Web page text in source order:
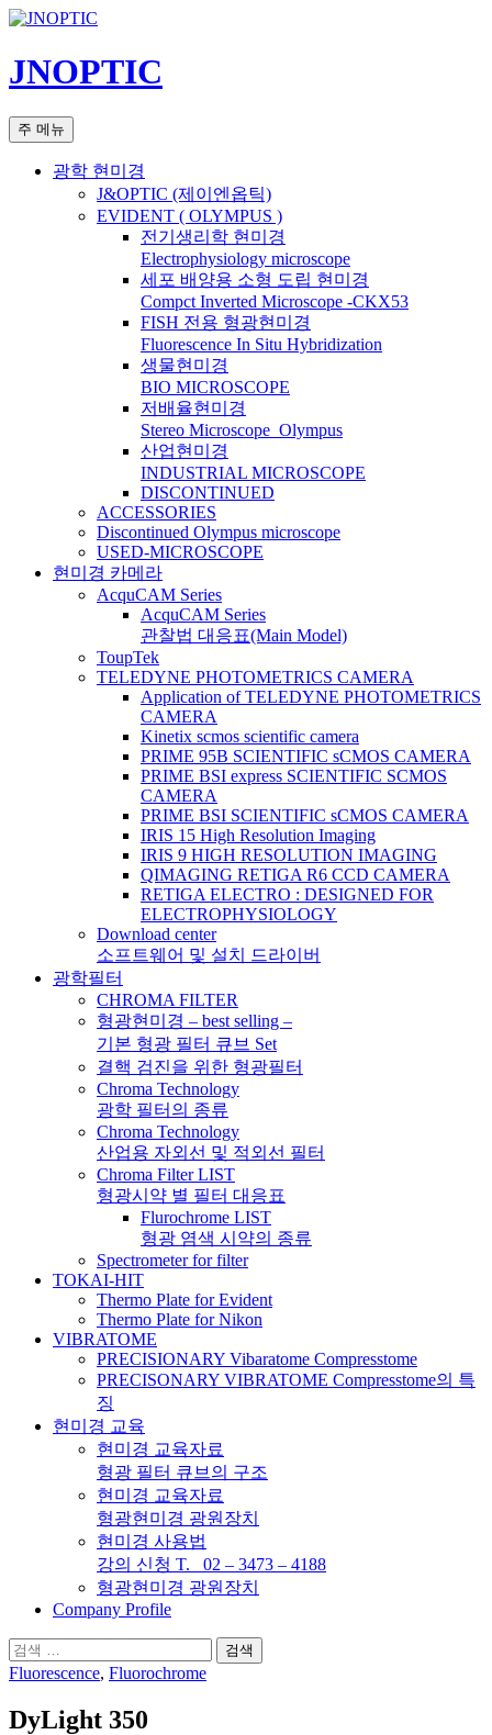
컨
츠
로
너
JNOPTIC
검
색
주 메뉴
광학 현미경
J&OPTIC (제이엔옵틱)
EVIDENT ( OLYMPUS )
전기생리학 현미경
Electrophysiology microscope
세포 배양용 소형 도립 현미경
Compct Inverted Microscope -CKX53
FISH 전용 형광현미경
Fluorescence In Situ Hybridization
생물현미경
BIO MICROSCOPE
저배율현미경
Stereo Microscope_Olympus
산업현미경
INDUSTRIAL MICROSCOPE
DISCONTINUED
ACCESSORIES
Discontinued Olympus microscope
USED-MICROSCOPE
현미경 카메라
AcquCAM Series
AcquCAM Series
관찰법 대응표(Main Model)
ToupTek
TELEDYNE PHOTOMETRICS CAMERA
Application of TELEDYNE PHOTOMETRICS
CAMERA
Kinetix scmos scientific camera
PRIME 95B SCIENTIFIC sCMOS CAMERA
PRIME BSI express SCIENTIFIC SCMOS
CAMERA
PRIME BSI SCIENTIFIC sCMOS CAMERA
IRIS 15 High Resolution Imaging
IRIS 9 HIGH RESOLUTION IMAGING
QIMAGING RETIGA R6 CCD CAMERA
RETIGA ELECTRO : DESIGNED FOR
ELECTROPHYSIOLOGY
Download center
소프트웨어 및 설치 드라이버
광학필터
CHROMA FILTER
형광현미경 – best selling –
기본 형광 필터 큐브 Set
결핵 검진을 위한 형광필터
Chroma Technology
광학 필터의 종류
Chroma Technology
산업용 자외선 및 적외선 필터
Chroma Filter LIST
형광시약 별 필터 대응표
Flurochrome LIST
형광 염색 시약의 종류
Spectrometer for filter
TOKAI-HIT
Thermo Plate for Evident
Thermo Plate for Nikon
VIBRATOME
PRECISIONARY Vibaratome Compresstome
PRECISONARY VIBRATOME Compresstome의 특
징
현미경 교육
현미경 교육자료
형광 필터 큐브의 구조
현미경 교육자료
형광현미경 광원장치
현미경 사용법
강의 신청 T. 02 – 3473 – 4188
형광현미경 광원장치
Company Profile
검
색:
Fluorescence, Fluorochrome
DyLight 350